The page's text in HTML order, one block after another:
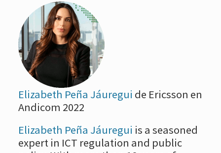
Elizabeth Peña Jáuregui de Ericsson en
Andicom 2022
Elizabeth Peña Jáuregui is a seasoned
expert in ICT regulation and public